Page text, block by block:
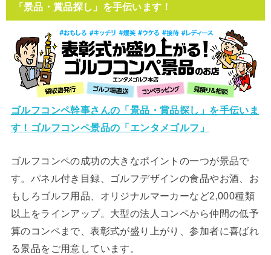
「景品・賞品探し」を手伝います！
ゴルフコンペ幹事さんの「景品・賞品探し」を手伝いま
す！ゴルフコンペ景品の「エンタメゴルフ」
ゴルフコンペの成功の大きなポイントの一つが景品で
す。パネル付き目録、ゴルフデザインの食品やお酒、お
もしろゴルフ用品、オリジナルマーカーなど2,000種類
以上をラインアップ。大型の法人コンペから仲間の低予
算のコンペまで、表彰式が盛り上がり、参加者に喜ばれ
る景品をご用意しています。